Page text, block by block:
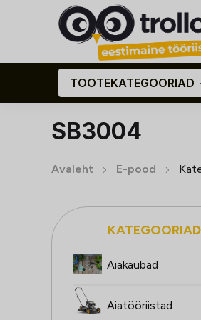
TOOTEKATEGOORIAD
SB3004
Avaleht E-pood
KATEGOORIAD
Aiakaubad
Aiatööriistad